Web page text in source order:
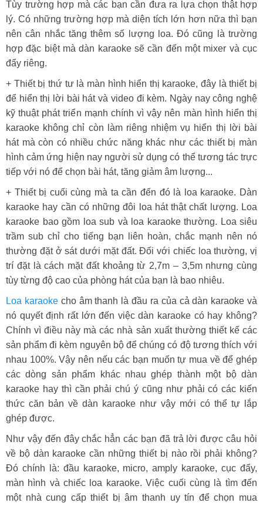
Tùy trường hợp mà các bạn cần đưa ra lựa chọn thật hợp
lý. Có những trường hợp mà diện tích lớn hơn nữa thì bạn
nên cân nhắc tăng thêm số lượng loa. Đó cũng là trường
hợp đặc biệt mà dàn karaoke sẽ cần đến một mixer và cục
đẩy riêng.
+ Thiết bị thứ tư là màn hình hiển thị karaoke, đây là thiết bị
để hiển thị lời bài hát và video đi kèm. Ngày nay công nghệ
kỹ thuật phát triển mạnh chính vì vậy nên màn hình hiển thị
karaoke không chỉ còn làm riêng nhiệm vụ hiển thị lời bài
hát mà còn có nhiều chức năng khác như các thiết bị màn
hình cảm ứng hiện nay người sử dụng có thể tương tác trực
tiếp với nó để chọn bài hát, tăng giảm âm lượng...
+ Thiết bị cuối cùng mà ta cần đến đó là loa karaoke. Dàn
karaoke hay cần có những đôi loa hát thật chất lượng. Loa
karaoke bao gồm loa sub và loa karaoke thường. Loa siêu
trầm sub chỉ cho tiếng bạn liên hoàn, chắc mạnh nên nó
thường đặt ở sát dưới mặt đất. Đối với chiếc loa thường, vị
trí đặt là cách mặt đất khoảng từ 2,7m – 3,5m nhưng cùng
tùy từng độ cao của phòng hát của bạn là bao nhiêu.
Loa karaokecho âm thanh là đầu ra của cả dàn karaoke và
nó quyết định rất lớn đến việc dàn karaoke có hay không?
Chính vì điều này mà các nhà sản xuất thường thiết kế các
sản phẩm đi kèm nguyên bộ để chúng có độ tương thích với
nhau 100%. Vậy nên nếu các bạn muốn tự mua về để ghép
các dòng sản phẩm khác nhau ghép thành một bộ dàn
karaoke hay thì cần phải chú ý cũng như phải có các kiến
thức căn bản về dàn karaoke như vậy mới có thể tự lắp
ghép được.
Như vậy đến đây chắc hẳn các bạn đã trả lời được câu hỏi
về bộ dàn karaoke cần những thiết bị nào rồi phải không?
Đó chính là: đầu karaoke, micro, amply karaoke, cục đẩy,
màn hình và chiếc loa karaoke. Việc cuối cùng là tìm đến
một nhà cung cấp thiết bị âm thanh uy tín để chọn mua